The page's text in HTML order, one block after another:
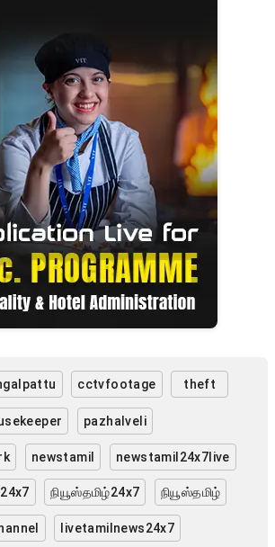
cctvfootage theft
pazhalveli
newstamil newstamil24x7live
நியூஸ்தமிழ்24x7 நியூஸ்தமிழ்
livetamilnews24x7